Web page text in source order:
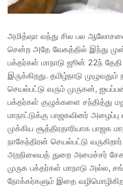
அமித்ஷா வந்து சில பல
சென்ற அதே வேகத்தில் இந்து
பக்தர்கள் மாநாடு ஜூன் 22ந்
இருக்கிறது. தமிழ்நாடு
செயல்பட்டு வரும் முருகன்,
பக்தர்கள் குழுக்களை சந்தித்து
மாநாட்டுக்கு பாஜகவினர்
முக்கிய சூத்திரதாரியாக பாஜக
நாகேந்திரன் செயல்பட்டு
அறநிலையத் துறை அமைச்சர் சேகர்
முருக பக்தர்கள் மாநாடு அல்ல,
நோக்கர்களும் இதை